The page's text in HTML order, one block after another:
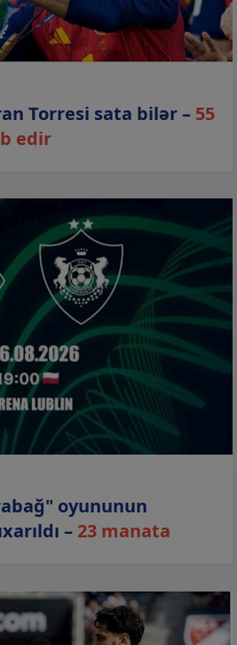
Torresi sata bilər – 55
edir
oyununun
– 23 manata